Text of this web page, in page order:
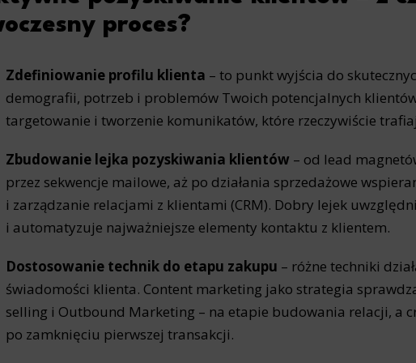
proces?
Zdefiniowanie profilu klienta – to punkt wyjścia do
demografii, potrzeb i problemów Twoich potencjalnych
targetowanie i tworzenie komunikatów, które rzeczywiście
Zbudowanie lejka pozyskiwania klientów – od lead
przez sekwencje mailowe, aż po działania sprzedażowe
i zarządzanie relacjami z klientami (CRM). Dobry lejek
i automatyzuje najważniejsze elementy kontaktu z klientem.
Dostosowanie technik do etapu zakupu – różne techniki
świadomości klienta. Content marketing jako strategia
selling i Outbound Marketing – na etapie budowania relacji, a
po zamknięciu pierwszej transakcji.